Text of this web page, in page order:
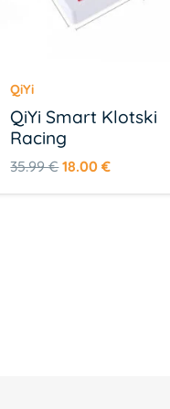
QiYi
QiYi Smart Klotski
Racing
35.99€Algne
hind
18.00€Praegune
hind